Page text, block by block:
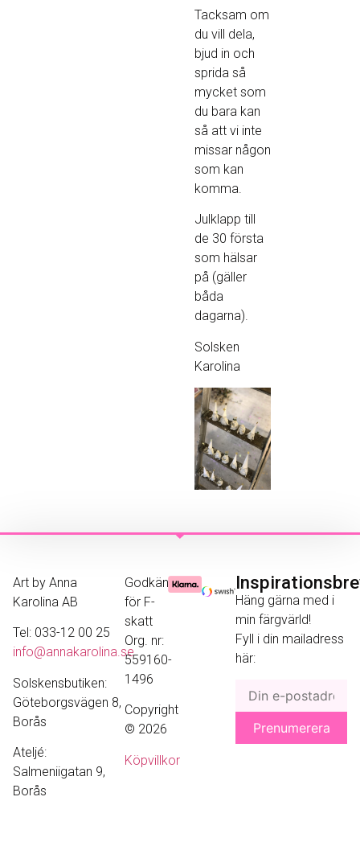
Tacksam om
du vill dela,
bjud in och
sprida så
mycket som
du bara kan
så att vi inte
missar någon
som kan
komma.
Julklapp till
de 30 första
som hälsar
på (gäller
båda
dagarna).
Solsken
Karolina
Art by Anna
Karolina AB
Tel: 033-12 00 25
info@annakarolina.se
Solskensbutiken:
Göteborgsvägen 8,
Borås
Ateljé:
Salmeniigatan 9,
Borås
Godkänd
för F-
skatt
Org. nr:
559160-
1496
Copyright
© 2026
Köpvillkor
Häng gärna med i
min färgvärld!
Fyll i din mailadress
här: